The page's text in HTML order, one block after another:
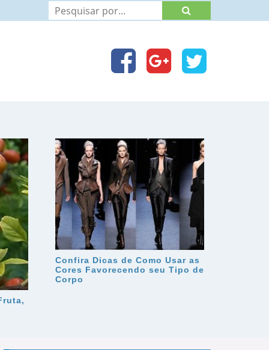
Confira Dicas de Como Usar as
Cores Favorecendo seu Tipo de
Corpo